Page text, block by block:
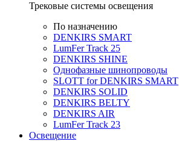
Трековые системы освещения
По назначению
DENKIRS SMART
LumFer Track 25
DENKIRS SHINE
Однофазные шинопроводы
SLOTT for DENKIRS SMART
DENKIRS SOLID
DENKIRS BELTY
DENKIRS AIR
LumFer Track 23
Освещение